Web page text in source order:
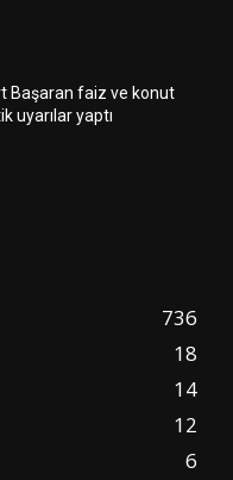
Başaran faiz ve konut
uyarılar yaptı
736
18
14
12
6